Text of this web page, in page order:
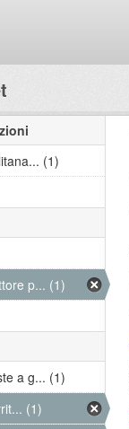
(1)
p... (1)
a g... (1)
(1)